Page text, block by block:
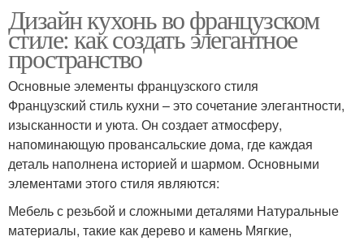
Дизайн кухонь во французском
стиле: как создать элегантное
пространство
Основные элементы французского стиля
Французский стиль кухни – это сочетание элегантности,
изысканности и уюта. Он создает атмосферу,
напоминающую провансальские дома, где каждая
деталь наполнена историей и шармом. Основными
элементами этого стиля являются:
Мебель с резьбой и сложными деталями Натуральные
материалы, такие как дерево и камень Мягкие,